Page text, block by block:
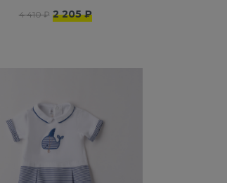
4 410 ₽ 2 205 ₽